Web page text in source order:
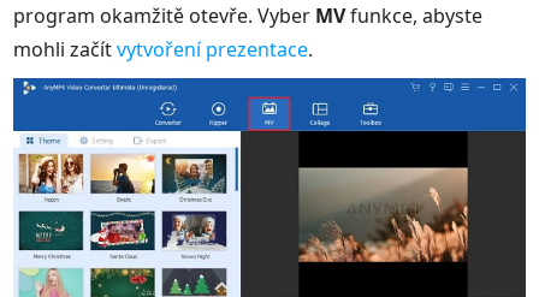
program okamžitě otevře. Vyber MVfunkce, abyste
mohli začítvytvoření prezentace.